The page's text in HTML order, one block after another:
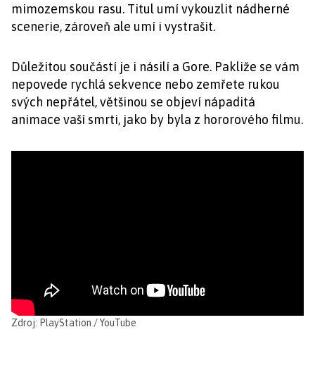
mimozemskou rasu. Titul umí vykouzlit nádherné
scenerie, zároveň ale umí i vystrašit.
Důležitou součástí je i násilí a Gore. Pakliže se vám
nepovede rychlá sekvence nebo zemřete rukou
svých nepřátel, většinou se objeví nápaditá
animace vaší smrti, jako by byla z hororového filmu.
Zdroj: PlayStation / YouTube